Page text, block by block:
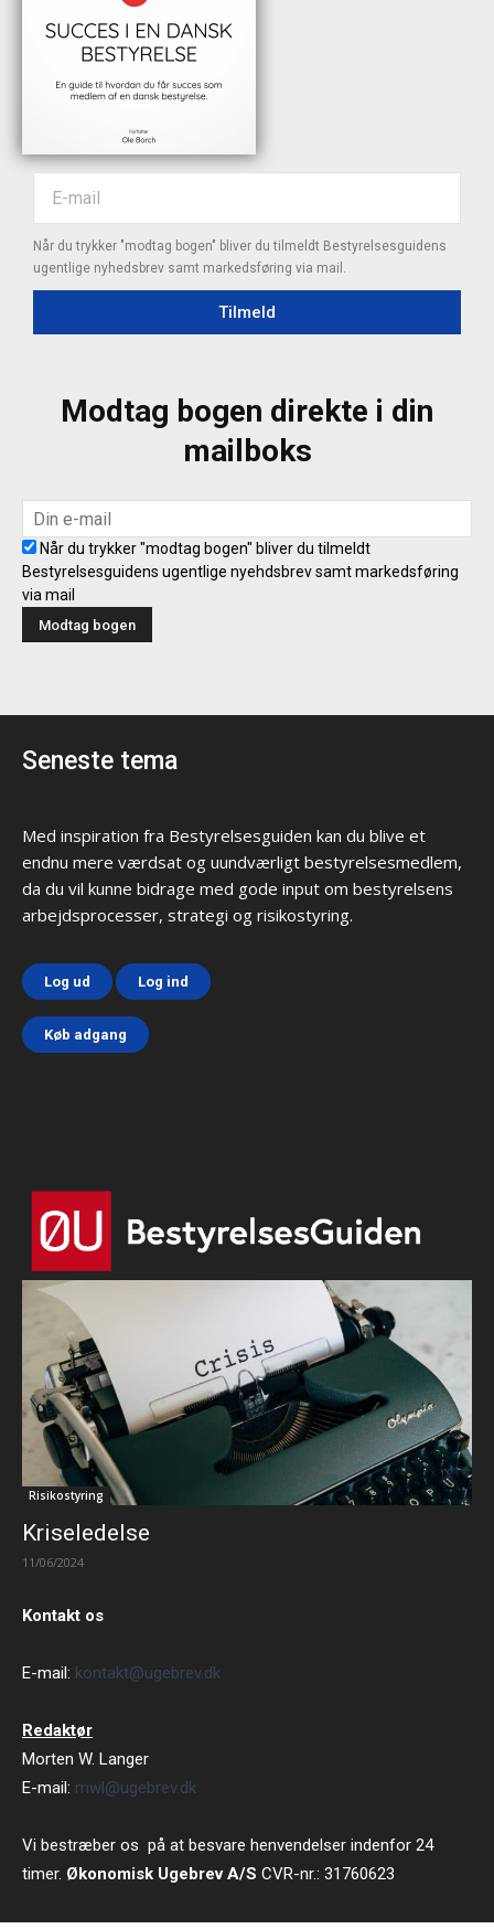
Når du trykker "modtag bogen" bliver du tilmeldt Bestyrelsesguidens
ugentlige nyhedsbrev samt markedsføring via mail.
Tilmeld
Modtag bogen direkte i din
mailboks
Når du trykker "modtag bogen" bliver du tilmeldt
Bestyrelsesguidens ugentlige nyehdsbrev samt markedsføring
via mail
Seneste tema
Med inspiration fra Bestyrelsesguiden kan du blive et
endnu mere værdsat og uundværligt bestyrelsesmedlem,
da du vil kunne bidrage med gode input om bestyrelsens
arbejdsprocesser, strategi og risikostyring.
Log ud Log ind
Køb adgang
Risikostyring
Kriseledelse
11/06/2024
Kontakt os
E-mail: kontakt@ugebrev.dk
Redaktør
Morten W. Langer
E-mail: mwl@ugebrev.dk
Vi bestræber os på at besvare henvendelser indenfor 24
timer. Økonomisk Ugebrev A/S CVR-nr.: 31760623